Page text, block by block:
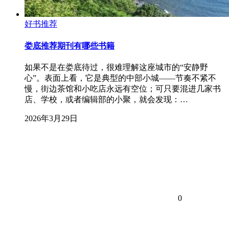
好书推荐
娄底推荐期刊有哪些书籍
如果不是在娄底待过，很难理解这座城市的“安静野
心”。表面上看，它是典型的中部小城——节奏不紧不
慢，街边茶馆和小吃店永远有空位；可只要混进几家书
店、学校，或者编辑部的小聚，就会发现：…
2026年3月29日
0